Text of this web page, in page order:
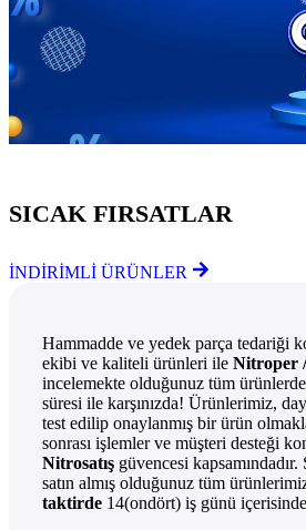
SICAK FIRSATLAR
İNDİRİMLİ ÜRÜNLER
Hammadde ve yedek parça tedariği
ekibi ve kaliteli ürünleri ile Nitroper
incelemekte olduğunuz tüm
süresi ile karşınızda! Ürünlerimiz,
test edilip onaylanmış bir ürün
sonrası işlemler ve müşteri desteği
Nitrosatış güvencesi kapsamındadır.
satın almış olduğunuz tüm
taktirde 14(ondört) iş günü